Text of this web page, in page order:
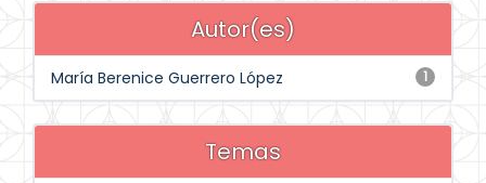
Autor(es)
1
María Berenice Guerrero López
Temas